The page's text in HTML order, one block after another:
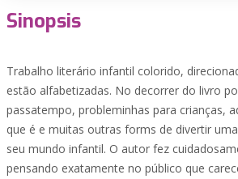
Sinopsis
Trabalho literário infantil colorido,
estão alfabetizadas. No decorrer do livro
passatempo, probleminhas para crianças,
que é e muitas outras forms de divertir
seu mundo infantil. O autor fez
pensando exatamente no público que